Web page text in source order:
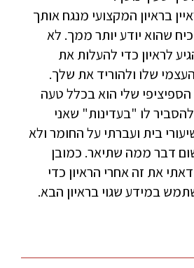
בראיון המקצועי מנגח אותך
שהוא יודע יותר ממך. לא
לראיון כדי להעלות את
שלו ולהוריד את שלך.
שלי הוא בכלל טעה
להסביר לו "בעדינות" שאני
בית ועברתי על החומר ולא
דבר ממה שתיאר. כמובן
את זה אחרי הראיון כדי
במידע שגוי בראיון הבא.